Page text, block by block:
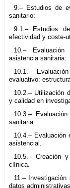
9.– Estudios de
sanitario:
9.1.– Estudios
efectividad y coste-
10.–
asistencia sanitaria:
10.1.–
evaluativo:
10.2.– Utilización
y calidad en
10.3.–
sanitaria.
10.4.– Evaluación
asistencial.
10.5.– Creación
clínica.
11.–
datos